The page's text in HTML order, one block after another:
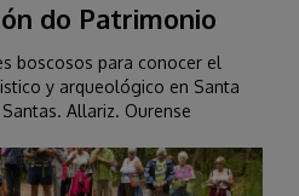
do Patrimonio
boscosos para conocer el
y arqueológico en Santa
Allariz. Ourense